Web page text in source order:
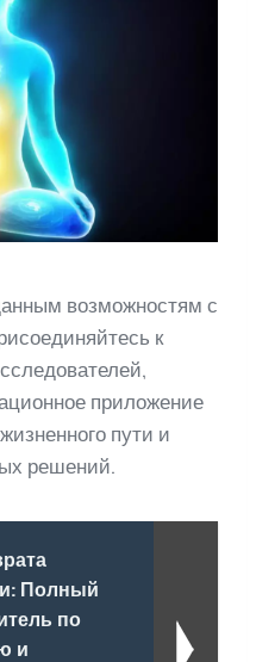
возможностям с
к
приложение
пути и
решений.
Полный
по
и